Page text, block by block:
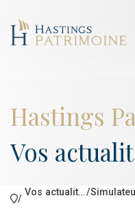
Hastings
Vos
/
Vos actualités/